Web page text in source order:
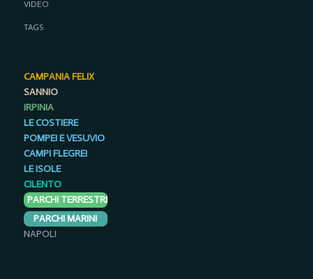
VIDEO
TAGS
CAMPANIA FELIX
SANNIO
IRPINIA
LE COSTIERE
POMPEI E VESUVIO
CAMPI FLEGREI
LE ISOLE
CILENTO
PARCHI TERRESTRI
PARCHI MARINI
NAPOLI